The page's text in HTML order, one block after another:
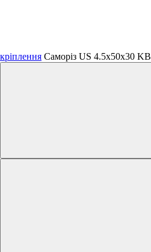
кріплення Саморіз US 4.5х50х30 KB